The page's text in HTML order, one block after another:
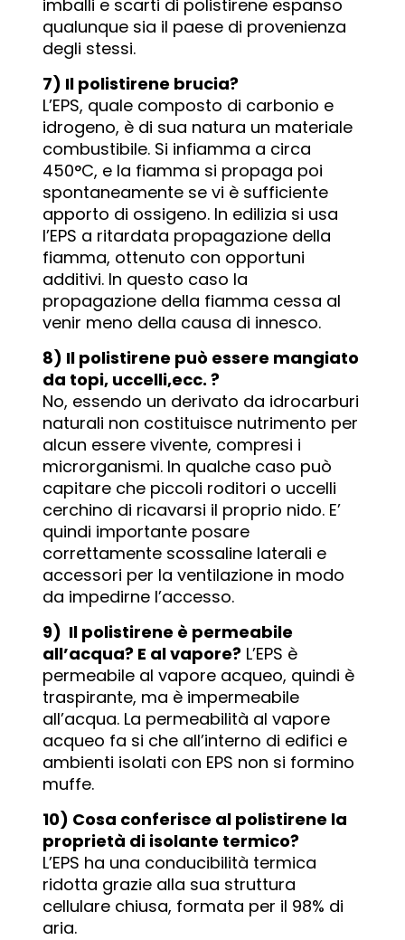
imballi e scarti di polistirene espanso
qualunque sia il paese di provenienza
degli stessi.
7) Il polistirene brucia?
L’EPS, quale composto di carbonio e
idrogeno, è di sua natura un materiale
combustibile. Si infiamma a circa
450°C, e la fiamma si propaga poi
spontaneamente se vi è sufficiente
apporto di ossigeno. In edilizia si usa
l’EPS a ritardata propagazione della
fiamma, ottenuto con opportuni
additivi. In questo caso la
propagazione della fiamma cessa al
venir meno della causa di innesco.
8) Il polistirene può essere mangiato
da topi, uccelli,ecc. ?
No, essendo un derivato da idrocarburi
naturali non costituisce nutrimento per
alcun essere vivente, compresi i
microrganismi. In qualche caso può
capitare che piccoli roditori o uccelli
cerchino di ricavarsi il proprio nido. E’
quindi importante posare
correttamente scossaline laterali e
accessori per la ventilazione in modo
da impedirne l’accesso.
9) Il polistirene è permeabile
all’acqua? E al vapore?L’EPS è
permeabile al vapore acqueo, quindi è
traspirante, ma è impermeabile
all’acqua. La permeabilità al vapore
acqueo fa si che all’interno di edifici e
ambienti isolati con EPS non si formino
muffe.
10) Cosa conferisce al polistirene la
proprietà di isolante termico?
L’EPS ha una conducibilità termica
ridotta grazie alla sua struttura
cellulare chiusa, formata per il 98% di
aria.